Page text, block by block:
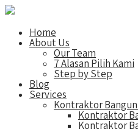
Home
About Us
Our Team
7 Alasan Pilih Kami
Step by Step
Blog
Services
Kontraktor
Kontraktor
Kontraktor